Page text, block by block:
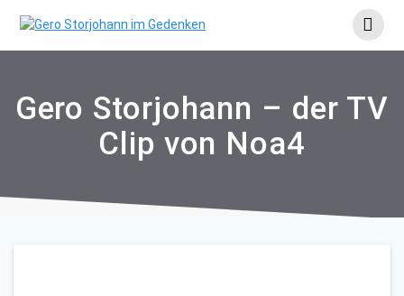
to
Gero Storjohann – der TV
Clip von Noa4